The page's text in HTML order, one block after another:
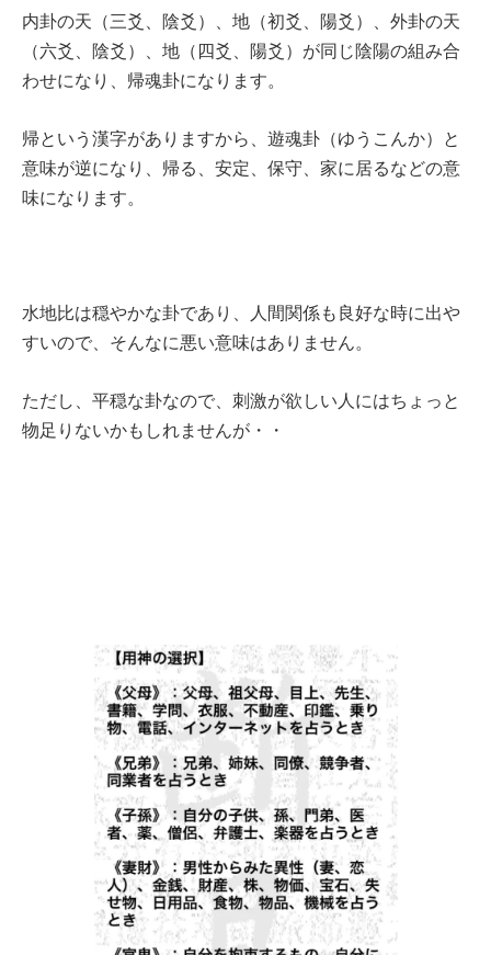
内卦の天（三爻、陰爻）、地（初爻、陽爻）、外卦の天
（六爻、陰爻）、地（四爻、陽爻）が同じ陰陽の組み合
わせになり、帰魂卦になります。
帰という漢字がありますから、遊魂卦（ゆうこんか）と
意味が逆になり、帰る、安定、保守、家に居るなどの意
味になります。
水地比は穏やかな卦であり、人間関係も良好な時に出や
すいので、そんなに悪い意味はありません。
ただし、平穏な卦なので、刺激が欲しい人にはちょっと
物足りないかもしれませんが・・